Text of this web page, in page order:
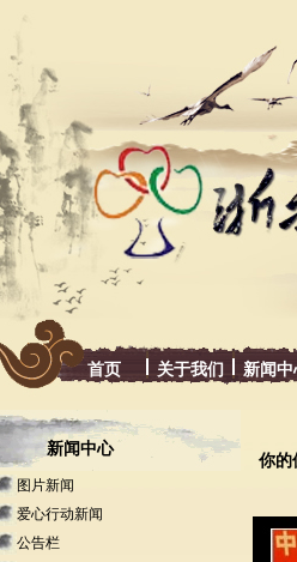
首页 关于我们 新闻中
新闻中心
图片新闻
爱心行动新闻
公告栏
你的